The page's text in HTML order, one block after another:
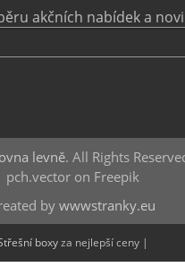
článek
akčních nabídek a
levně. All Rights
pch.vector on Freepik
bywwwstranky.eu
boxyza nejlepší ceny |